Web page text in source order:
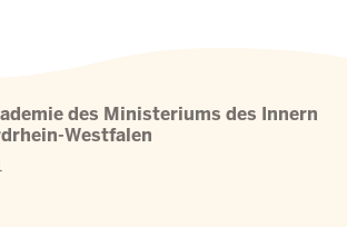
des Ministeriums des Innern
Westfalen